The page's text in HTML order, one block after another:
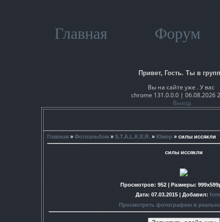
Главная Форум
Привет, Гость. Ты в
Вы на сайте уже . У вас
chrome 131.0.0.0 | 06.08.2026
Выход
Главная » Фотоальбом » S.T.A.L.K.E.R. » Юмор » силы иссякли
силы иссякли
Просмотров: 952 | Размеры:
Дата: 07.03.2015 | Добавил:
Просмотреть фотографию в